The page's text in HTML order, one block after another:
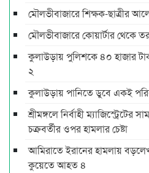
মৌলভীবাজারে শিক্ষক-ছাত্রীর
মৌলভীবাজারে কোয়ার্টার থেকে
কুলাউড়ায় পুলিশকে ৪০ হাজার
২
কুলাউড়ায় পানিতে ডুবে একই
শ্রীমঙ্গলে নির্বাহী ম্যাজিস্ট্রেটের
চক্রবর্তীর ওপর হামলার চেষ্টা
আমিরাতে ইরানের হামলায়
কুয়েতে আহত ৪